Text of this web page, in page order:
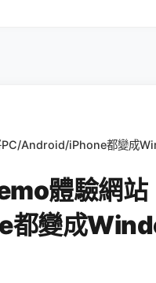
Android/iPhone都變成
體驗網站
變成